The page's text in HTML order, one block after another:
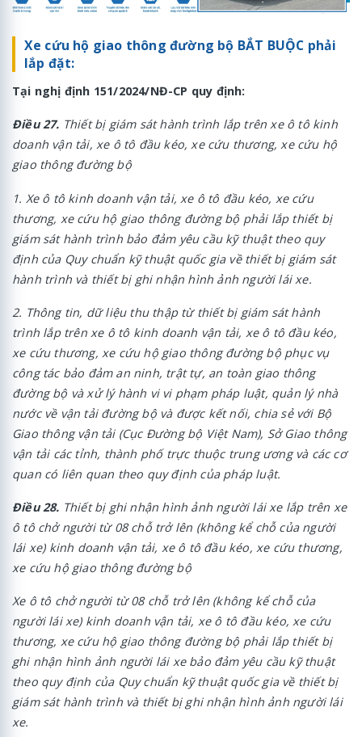
Xe cứu hộ giao thông đường bộ BẮT BUỘC phải
lắp đặt:
Tại nghị định 151/2024/NĐ-CP quy định:
Điều 27. Thiết bị giám sát hành trình lắp trên xe ô tô kinh
doanh vận tải, xe ô tô đầu kéo, xe cứu thương, xe cứu hộ
giao thông đường bộ
1. Xe ô tô kinh doanh vận tải, xe ô tô đầu kéo, xe cứu
thương, xe cứu hộ giao thông đường bộ phải lắp thiết bị
giám sát hành trình bảo đảm yêu cầu kỹ thuật theo quy
định của Quy chuẩn kỹ thuật quốc gia về thiết bị giám sát
hành trình và thiết bị ghi nhận hình ảnh người lái xe.
2. Thông tin, dữ liệu thu thập từ thiết bị giám sát hành
trình lắp trên xe ô tô kinh doanh vận tải, xe ô tô đầu kéo,
xe cứu thương, xe cứu hộ giao thông đường bộ phục vụ
công tác bảo đảm an ninh, trật tự, an toàn giao thông
đường bộ và xử lý hành vi vi phạm pháp luật, quản lý nhà
nước về vận tải đường bộ và được kết nối, chia sẻ với Bộ
Giao thông vận tải (Cục Đường bộ Việt Nam), Sở Giao thông
vận tải các tỉnh, thành phố trực thuộc trung ương và các cơ
quan có liên quan theo quy định của pháp luật.
Điều 28. Thiết bị ghi nhận hình ảnh người lái xe lắp trên xe
ô tô chở người từ 08 chỗ trở lên (không kể chỗ của người
lái xe) kinh doanh vận tải, xe ô tô đầu kéo, xe cứu thương,
xe cứu hộ giao thông đường bộ
Xe ô tô chở người từ 08 chỗ trở lên (không kể chỗ của
người lái xe) kinh doanh vận tải, xe ô tô đầu kéo, xe cứu
thương, xe cứu hộ giao thông đường bộ phải lắp thiết bị
ghi nhận hình ảnh người lái xe bảo đảm yêu cầu kỹ thuật
theo quy định của Quy chuẩn kỹ thuật quốc gia về thiết bị
giám sát hành trình và thiết bị ghi nhận hình ảnh người lái
xe.